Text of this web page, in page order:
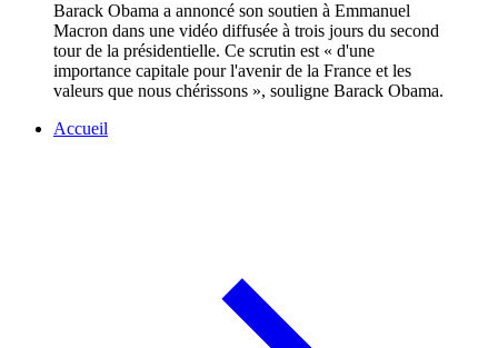
Barack Obama a annoncé son soutien à Emmanuel
Macron dans une vidéo diffusée à trois jours du second
tour de la présidentielle. Ce scrutin est « d'une
importance capitale pour l'avenir de la France et les
valeurs que nous chérissons », souligne Barack Obama.
Accueil